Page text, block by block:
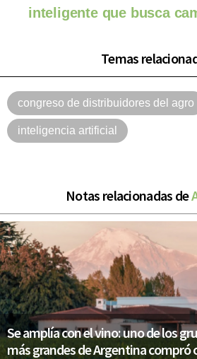
inteligente que busca
Temas
congreso de distribuidores del agro
inteligencia artificial
Notas relacionadas de
Se amplía con el vino: uno de los
más grandes de Argentina compró